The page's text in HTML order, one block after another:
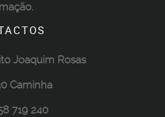
Joaquim Rosas
Caminha
719 240